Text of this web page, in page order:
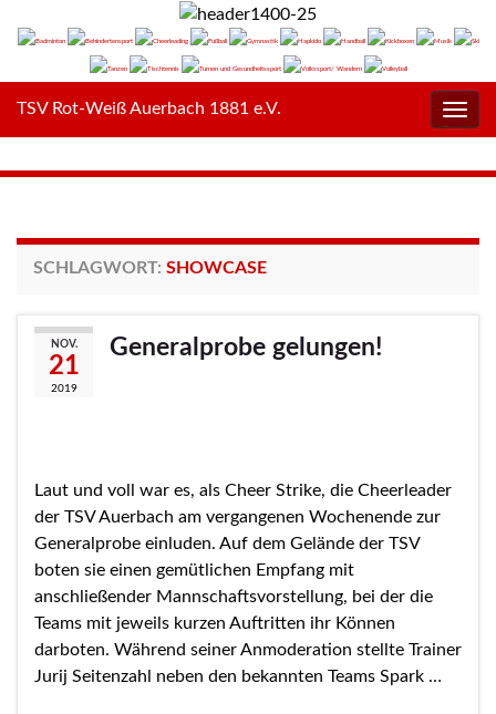
TSV Rot-Weiß Auerbach 1881 e.V.
SCHLAGWORT: SHOWCASE
NOV.
21
2019
Generalprobe gelungen!
Laut und voll war es, als Cheer Strike, die Cheerleader
der TSV Auerbach am vergangenen Wochenende zur
Generalprobe einluden. Auf dem Gelände der TSV
boten sie einen gemütlichen Empfang mit
anschließender Mannschaftsvorstellung, bei der die
Teams mit jeweils kurzen Auftritten ihr Können
darboten. Während seiner Anmoderation stellte Trainer
Jurij Seitenzahl neben den bekannten Teams Spark …